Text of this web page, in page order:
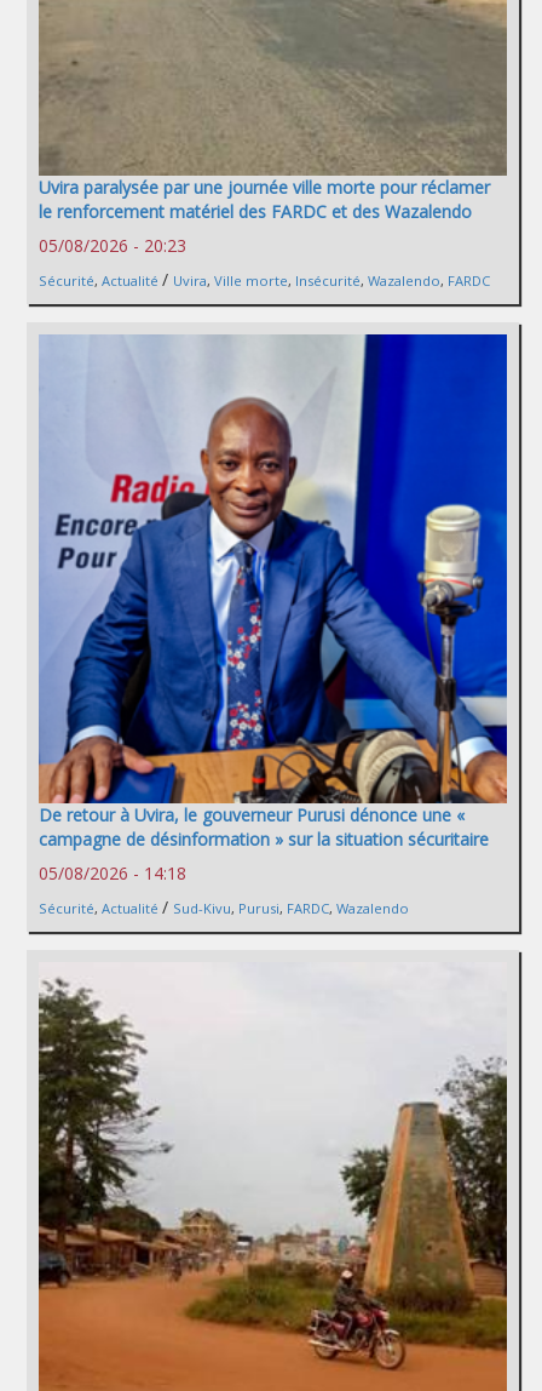
Uvira paralysée par une journée ville morte pour réclamer
le renforcement matériel des FARDC et des Wazalendo
05/08/2026 - 20:23
Sécurité, Actualité / Uvira, Ville morte, Insécurité, Wazalendo, FARDC
De retour à Uvira, le gouverneur Purusi dénonce une «
campagne de désinformation » sur la situation sécuritaire
05/08/2026 - 14:18
Sécurité, Actualité / Sud-Kivu, Purusi, FARDC, Wazalendo